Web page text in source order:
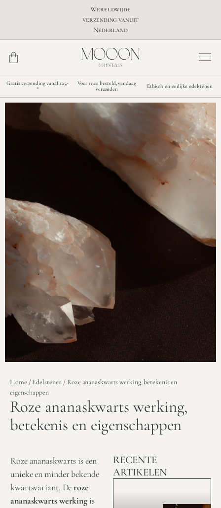
Wereldwijde
verzending vanuit
Nederland
Gratis verzending vanaf 125,-
*
Voor 11:00 besteld, vandaag
verzonden
Ethisch en eerlijke edelstenen
Home /Edelstenen / Roze ananaskwarts werking, betekenis en
eigenschappen
Roze ananaskwarts werking,
betekenis en eigenschappen
Roze ananaskwarts is een
unieke en minder bekende
kwartsvariant. Deroze
ananaskwarts werking is
RECENTE
ARTIKELEN